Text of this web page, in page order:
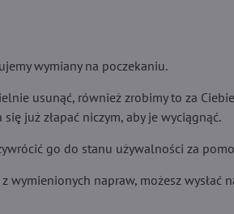
wymiany na poczekaniu.
usunąć, również zrobimy to za
już złapać niczym, aby je wyciągnąć.
go do stanu używalności za
napraw, możesz wysłać